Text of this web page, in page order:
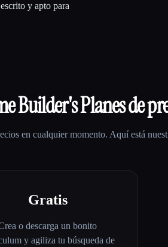
y apto para
Builder's Planes de
en cualquier momento. Aquí está
Gratis
o descarga un bonito
y agiliza tu búsqueda de